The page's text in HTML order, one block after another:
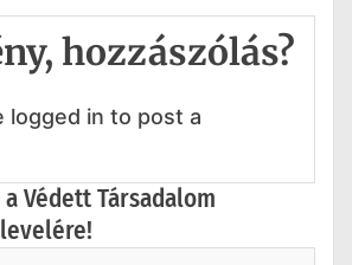
hozzászólás?
logged in to post a
Védett Társadalom